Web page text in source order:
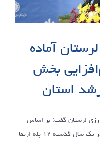
آماده
بخش
استان
لرستان گفت: بر اساس
پایش ملی محیط کسب‌وکار، جایگاه استان در یک سال گذشته ۱۲ پله ارتقا